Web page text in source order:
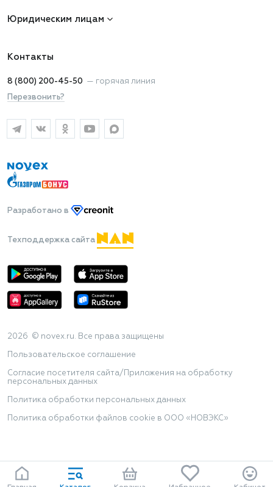
Юридическим лицам
Контакты
8 (800) 200-45-50 — горячая линия
Перезвонить?
Разработано в
Техподдержка сайта
2026 © novex.ru. Все права защищены
Пользовательское соглашение
Согласие посетителя сайта/Приложения на обработку
персональных данных
Политика обработки персональных данных
Политика обработки файлов cookie в ООО «НОВЭКС»